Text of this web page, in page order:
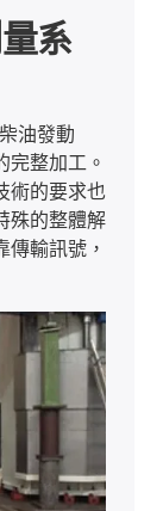
系
油發動
完整加工。
術的要求也
殊的整體解
輸訊號，